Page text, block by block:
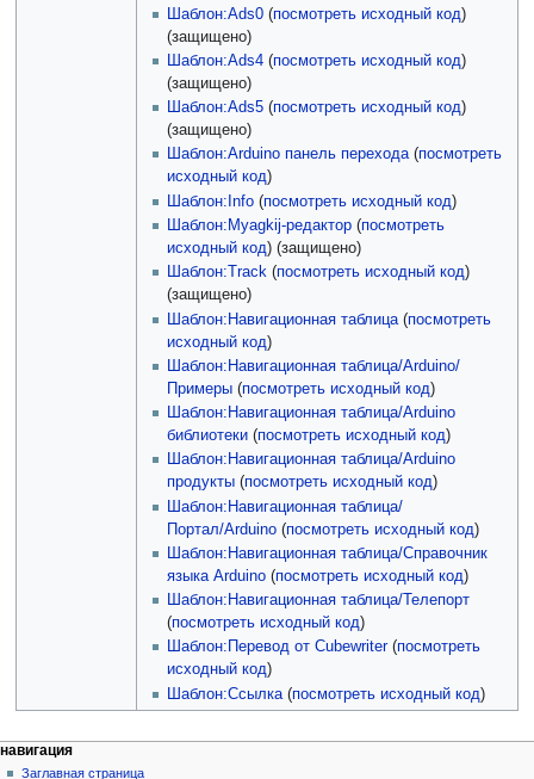
Шаблон:Ads0 (посмотреть исходный код)
(защищено)
Шаблон:Ads4 (посмотреть исходный код)
(защищено)
Шаблон:Ads5 (посмотреть исходный код)
(защищено)
Шаблон:Arduino панель перехода(посмотреть
исходный код)
Шаблон:Info (посмотреть исходный код)
Шаблон:Myagkij-редактор (посмотреть
исходный код) (защищено)
Шаблон:Track (посмотреть исходный код)
(защищено)
Шаблон:Навигационная таблица (посмотреть
исходный код)
Шаблон:Навигационная таблица/Arduino/
Примеры (посмотреть исходный код)
Шаблон:Навигационная таблица/Arduino
библиотеки (посмотреть исходный код)
Шаблон:Навигационная таблица/Arduino
продукты (посмотреть исходный код)
Шаблон:Навигационная таблица/
Портал/Arduino (посмотреть исходный код)
Шаблон:Навигационная таблица/Справочник
языка Arduino (посмотреть исходный код)
Шаблон:Навигационная таблица/Телепорт
(посмотреть исходный код)
Шаблон:Перевод от Сubewriter(посмотреть
исходный код)
Шаблон:Ссылка (посмотреть исходный код)
навигация
Заглавная страница